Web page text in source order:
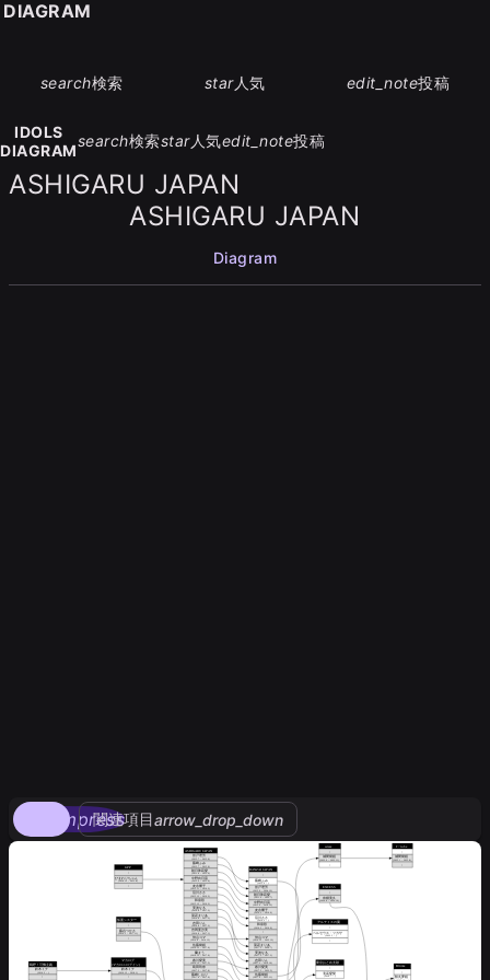
search検索 star人気 edit_note投稿
IDOLS
DIAGRAM
search検索star人気edit_note投稿
ASHIGARU JAPAN
ASHIGARU JAPAN
Diagram
compress
関連項目arrow_drop_down